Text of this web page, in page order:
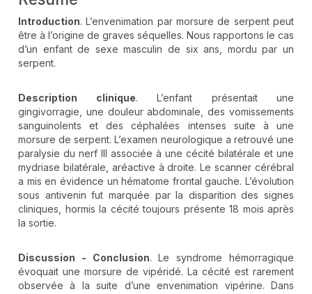
Introduction. L’envenimation par morsure de serpent peut
être à l’origine de graves séquelles. Nous rapportons le cas
d’un enfant de sexe masculin de six ans, mordu par un
serpent.
Description clinique. L’enfant présentait une
gingivorragie, une douleur abdominale, des vomissements
sanguinolents et des céphalées intenses suite à une
morsure de serpent. L’examen neurologique a retrouvé une
paralysie du nerf III associée à une cécité bilatérale et une
mydriase bilatérale, aréactive à droite. Le scanner cérébral
a mis en évidence un hématome frontal gauche. L’évolution
sous antivenin fut marquée par la disparition des signes
cliniques, hormis la cécité toujours présente 18 mois après
la sortie.
Discussion - Conclusion. Le syndrome hémorragique
évoquait une morsure de vipéridé. La cécité est rarement
observée à la suite d’une envenimation vipérine. Dans